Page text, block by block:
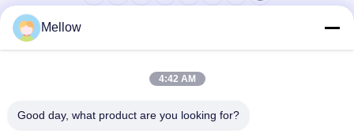
상품
회사 프로필
품질 관리
Mellow
4:42 AM
Good day, what product are you looking for?